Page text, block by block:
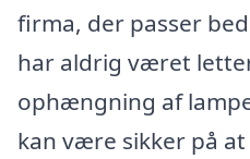
firma, der passer
har aldrig været
ophængning af
kan være sikker på